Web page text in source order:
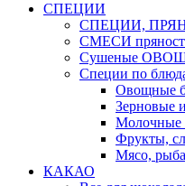
СПЕЦИИ
СПЕЦИИ,
СМЕСИ
Сушеные
Специи по
Овощные
Зерновые
Молочные
Фрукты,
Мясо,
КАКАО